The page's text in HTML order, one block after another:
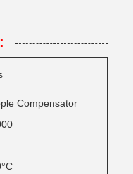
Compensator